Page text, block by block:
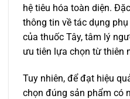
hệ tiêu hóa toàn diện.
thông tin về tác dụng
của thuốc Tây, tâm lý
ưu tiên lựa chọn từ thiên
Tuy nhiên, để đạt hiệu
chọn đúng sản phẩm có